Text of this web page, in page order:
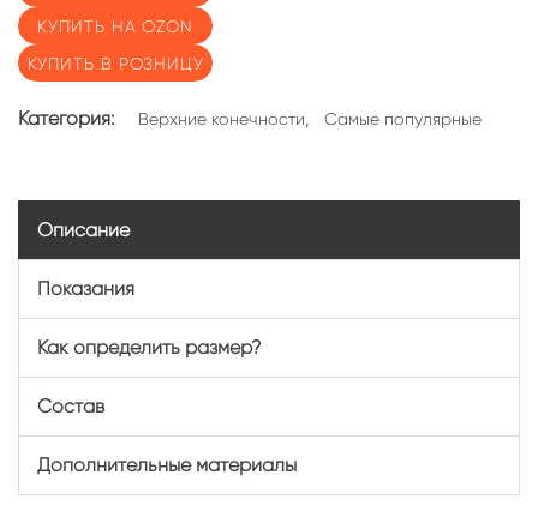
КУПИТЬ НА OZON
КУПИТЬ В РОЗНИЦУ
Категория: Верхние конечности, Самые популярные
Описание
Показания
Как определить размер?
Состав
Дополнительные материалы